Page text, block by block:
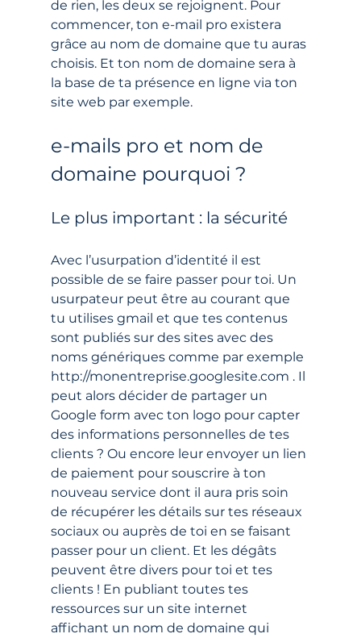
de rien, les deux se rejoignent. Pour
commencer, ton e-mail pro existera
grâce au nom de domaine que tu auras
choisis. Et ton nom de domaine sera à
la base de ta présence en ligne via ton
site web par exemple.
e-mails pro et nom de
domaine pourquoi ?
Le plus important : la sécurité
Avec l’usurpation d’identité il est
possible de se faire passer pour toi. Un
usurpateur peut être au courant que
tu utilises gmail et que tes contenus
sont publiés sur des sites avec des
noms génériques comme par exemple
http://monentreprise.googlesite.com . Il
peut alors décider de partager un
Google form avec ton logo pour capter
des informations personnelles de tes
clients ? Ou encore leur envoyer un lien
de paiement pour souscrire à ton
nouveau service dont il aura pris soin
de récupérer les détails sur tes réseaux
sociaux ou auprès de toi en se faisant
passer pour un client. Et les dégâts
peuvent être divers pour toi et tes
clients ! En publiant toutes tes
ressources sur un site internet
affichant un nom de domaine qui